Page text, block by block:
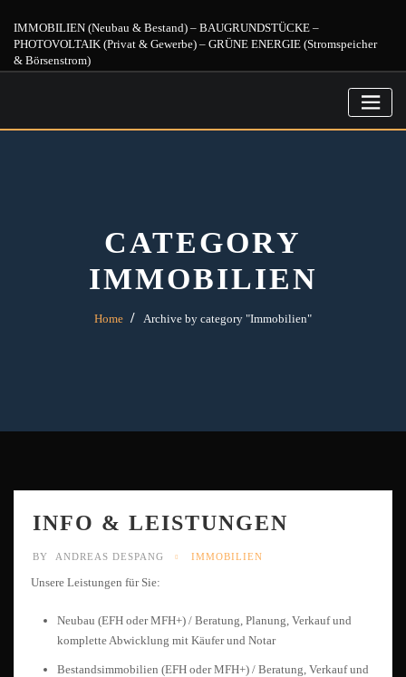
content
IMMOBILIEN (Neubau & Bestand) – BAUGRUNDSTÜCKE –
PHOTOVOLTAIK (Privat & Gewerbe) – GRÜNE ENERGIE (Stromspeicher
& Börsenstrom)
CATEGORY
IMMOBILIEN
Home Archive by category "Immobilien"
INFO & LEISTUNGEN
BY ANDREAS DESPANG IMMOBILIEN
Unsere Leistungen für Sie:
Neubau (EFH oder MFH+) / Beratung, Planung, Verkauf und
komplette Abwicklung mit Käufer und Notar
Bestandsimmobilien (EFH oder MFH+) / Beratung, Verkauf und